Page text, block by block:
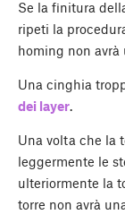
Se la finitura
ripeti la
homing non avrà
Una cinghia
dei layer.
Una volta che la
leggermente le
ulteriormente la
torre non avrà